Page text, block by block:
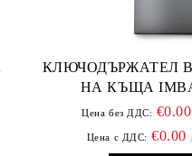
КЛЮЧОДЪРЖАТЕЛ
НА КЪЩА
Цена без ДДС: €0.00
Цена с ДДС: €0.00